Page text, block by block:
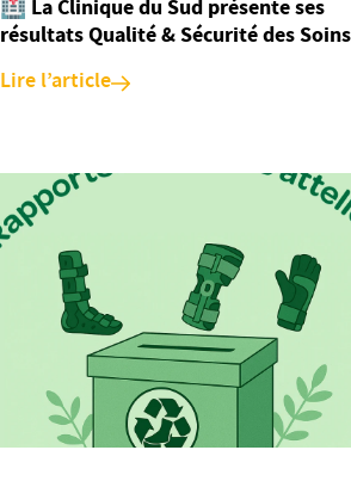
🏥 La Clinique du Sud présente ses
résultats Qualité & Sécurité des Soins
Lire l’article